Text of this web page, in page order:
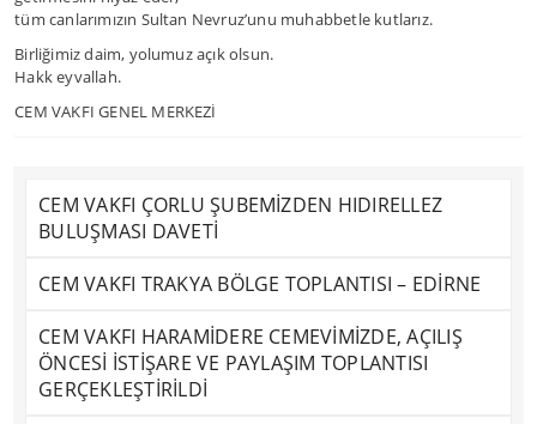
tüm canlarımızın Sultan Nevruz’unu muhabbetle kutlarız.
Birliğimiz daim, yolumuz açık olsun.
Hakk eyvallah.
CEM VAKFI GENEL MERKEZİ
CEM VAKFI ÇORLU ŞUBEMİZDEN HIDIRELLEZ
BULUŞMASI DAVETİ
CEM VAKFI TRAKYA BÖLGE TOPLANTISI – EDİRNE
CEM VAKFI HARAMİDERE CEMEVİMİZDE, AÇILIŞ
ÖNCESİ İSTİŞARE VE PAYLAŞIM TOPLANTISI
GERÇEKLEŞTİRİLDİ